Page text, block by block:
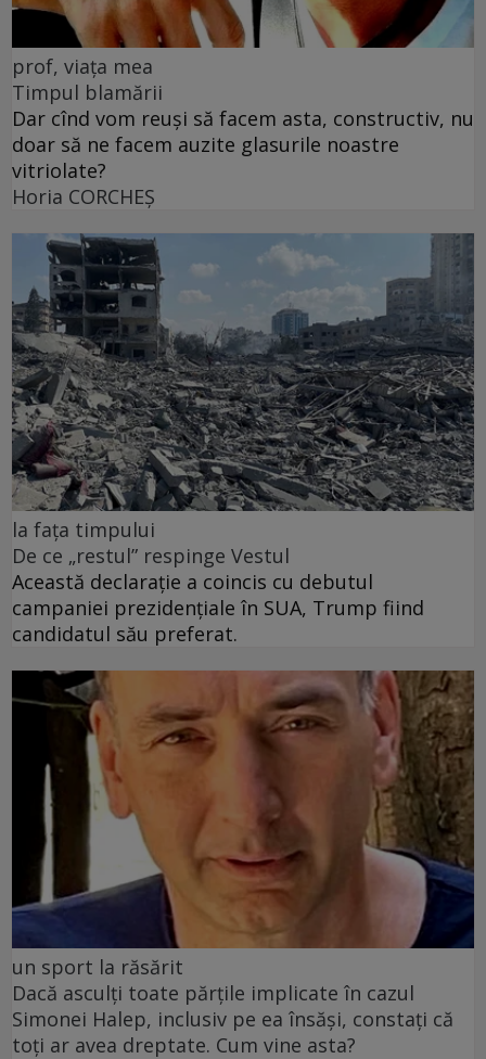
prof, viața mea
Timpul blamării
Dar cînd vom reuși să facem asta, constructiv, nu
doar să ne facem auzite glasurile noastre
vitriolate?
Horia CORCHEŞ
la fața timpului
De ce „restul” respinge Vestul
Această declarație a coincis cu debutul
campaniei prezidențiale în SUA, Trump fiind
candidatul său preferat.
un sport la răsărit
Dacă asculți toate părțile implicate în cazul
Simonei Halep, inclusiv pe ea însăși, constați că
toți ar avea dreptate. Cum vine asta?